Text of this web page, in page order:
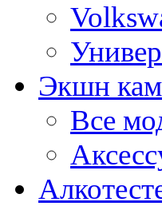
Экшн
Все